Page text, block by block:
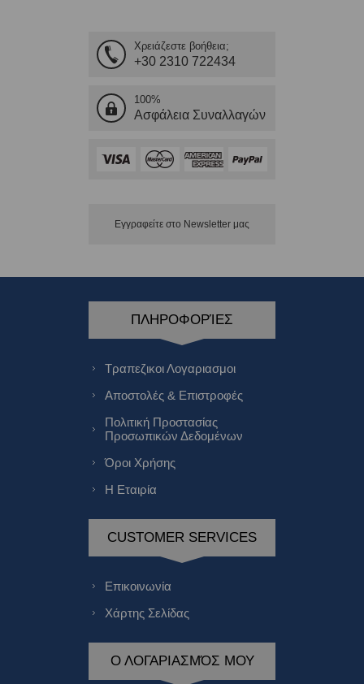
Χρειάζεστε βοήθεια;
+30 2310 722434
100%
Ασφάλεια Συναλλαγών
Εγγραφείτε στο Νewsletter μας
ΠΛΗΡΟΦΟΡΊΕΣ
Τραπεζικοι Λογαριασμοι
Αποστολές & Επιστροφές
Πολιτική Προστασίας
Προσωπικών Δεδομένων
Όροι Χρήσης
Η Εταιρία
CUSTOMER SERVICES
Επικοινωνία
Χάρτης Σελίδας
Ο ΛΟΓΑΡΙΑΣΜΌΣ ΜΟΥ